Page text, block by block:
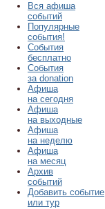
Вся афиша
событий
Популярные
события!
События
бесплатно
События
за donation
Афиша
на сегодня
Афиша
на выходные
Афиша
на неделю
Афиша
на месяц
Архив
событий
Добавить событие
или тур